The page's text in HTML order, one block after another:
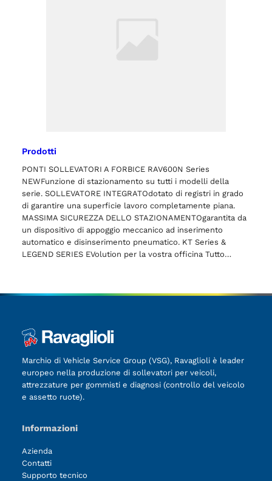
Prodotti
PONTI SOLLEVATORI A FORBICE RAV600N Series
NEWFunzione di stazionamento su tutti i modelli della
serie. SOLLEVATORE INTEGRATOdotato di registri in grado
di garantire una superficie lavoro completamente piana.
MASSIMA SICUREZZA DELLO STAZIONAMENTOgarantita da
un dispositivo di appoggio meccanico ad inserimento
automatico e disinserimento pneumatico. KT Series &
LEGEND SERIES EVolution per la vostra officina Tutto…
Marchio di Vehicle Service Group (VSG), Ravaglioli è leader
europeo nella produzione di sollevatori per veicoli,
attrezzature per gommisti e diagnosi (controllo del veicolo
e assetto ruote).
Informazioni
Azienda
Contatti
Supporto tecnico